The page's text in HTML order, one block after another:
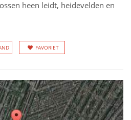
heen leidt, heidevelden en
FAVORIET